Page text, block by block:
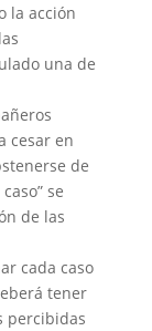
la acción
una de
cesar en
de
se
de las
cada caso
tener
percibidas